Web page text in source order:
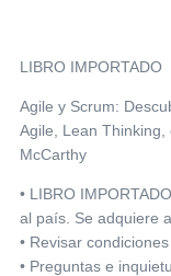
LIBRO IMPORTADO
Agile y Scrum:
Agile, Lean
McCarthy
• LIBRO
al país. Se adquiere
• Revisar
• Preguntas e